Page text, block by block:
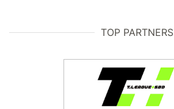
TOP PARTNERS